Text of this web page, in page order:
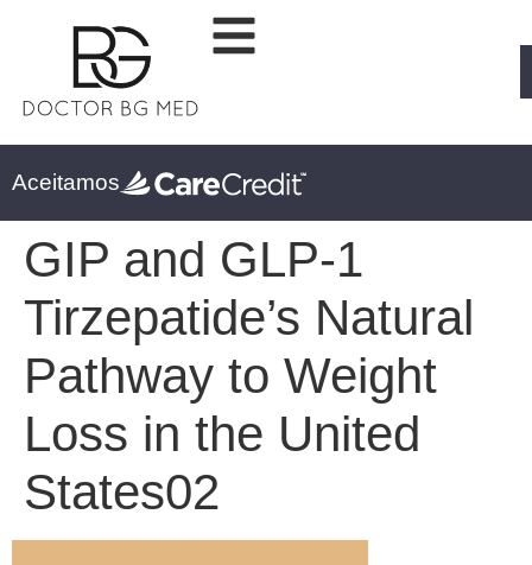
Aceitamos
GIP and GLP-1
Tirzepatide’s Natural
Pathway to Weight
Loss in the United
States02